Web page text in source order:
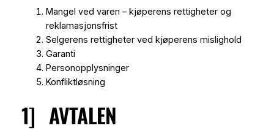
Mangel ved varen – kjøperens rettigheter og
reklamasjonsfrist
Selgerens rettigheter ved kjøperens mislighold
Garanti
Personopplysninger
Konfliktløsning
1] AVTALEN